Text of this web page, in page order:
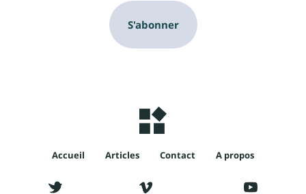
S'abonner
Accueil Articles Contact A propos